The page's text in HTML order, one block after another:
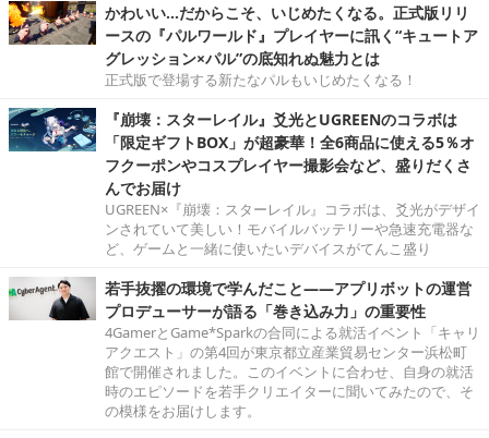
かわいい…だからこそ、いじめたくなる。正式版リリ
ースの『パルワールド』プレイヤーに訊く“キュートア
グレッション×パル”の底知れぬ魅力とは
正式版で登場する新たなパルもいじめたくなる！
『崩壊：スターレイル』爻光とUGREENのコラボは
「限定ギフトBOX」が超豪華！全6商品に使える5％オ
フクーポンやコスプレイヤー撮影会など、盛りだくさ
んでお届け
UGREEN×『崩壊：スターレイル』コラボは、爻光がデザイ
ンされていて美しい！モバイルバッテリーや急速充電器な
ど、ゲームと一緒に使いたいデバイスがてんこ盛り
若手抜擢の環境で学んだこと――アプリボットの運営
プロデューサーが語る「巻き込み力」の重要性
4GamerとGame*Sparkの合同による就活イベント「キャリ
アクエスト」の第4回が東京都立産業貿易センター浜松町
館で開催されました。このイベントに合わせ、自身の就活
時のエピソードを若手クリエイターに聞いてみたので、そ
の模様をお届けします。